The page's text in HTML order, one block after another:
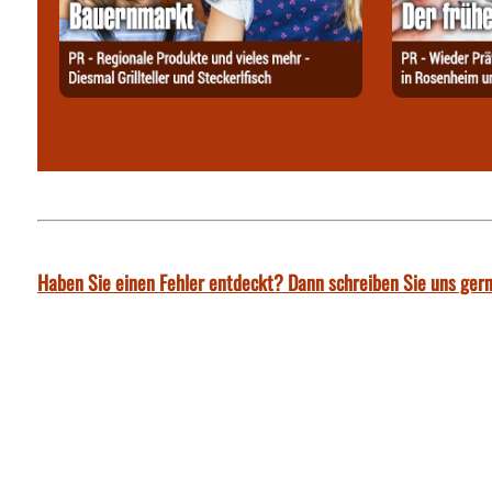
Haben Sie einen Fehler entdeckt? Dann schreiben Sie uns